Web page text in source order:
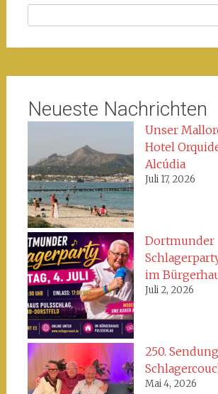
Neueste Nachrichten
Unser
Hotel
Alcúdia
Juli 17, 2026
Dortmunder
im
Juli 2, 2026
250. Sendung
Mai 4, 2026